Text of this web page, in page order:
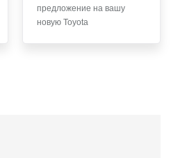
Обществу заказным почтовым
стр. 5А/1.
предложение на вашу
новую Toyota